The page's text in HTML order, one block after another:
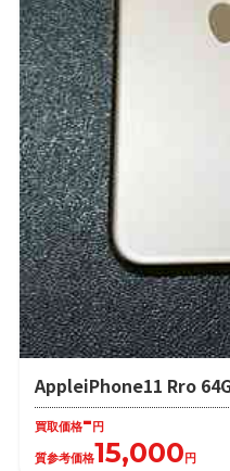
AppleiPhone11 Rro
買取価格- 円
質参考価格15,000 円